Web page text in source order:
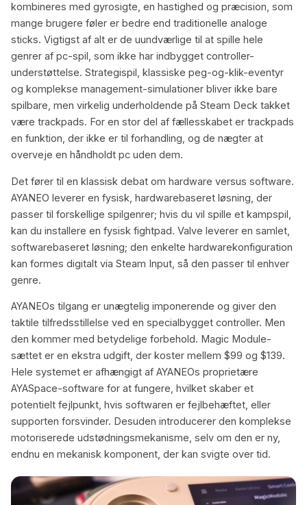
kombineres med gyrosigte, en hastighed og præcision, som
mange brugere føler er bedre end traditionelle analoge
sticks. Vigtigst af alt er de uundværlige til at spille hele
genrer af pc-spil, som ikke har indbygget controller-
understøttelse. Strategispil, klassiske peg-og-klik-eventyr
og komplekse management-simulationer bliver ikke bare
spilbare, men virkelig underholdende på Steam Deck takket
være trackpads. For en stor del af fællesskabet er trackpads
en funktion, der ikke er til forhandling, og de nægter at
overveje en håndholdt pc uden dem.
Det fører til en klassisk debat om hardware versus software.
AYANEO leverer en fysisk, hardwarebaseret løsning, der
passer til forskellige spilgenrer; hvis du vil spille et kampspil,
kan du installere en fysisk fightpad. Valve leverer en samlet,
softwarebaseret løsning; den enkelte hardwarekonfiguration
kan formes digitalt via Steam Input, så den passer til enhver
genre.
AYANEOs tilgang er unægtelig imponerende og giver den
taktile tilfredsstillelse ved en specialbygget controller. Men
den kommer med betydelige forbehold. Magic Module-
sættet er en ekstra udgift, der koster mellem $99 og $139.
Hele systemet er afhængigt af AYANEOs proprietære
AYASpace-software for at fungere, hvilket skaber et
potentielt fejlpunkt, hvis softwaren er fejlbehæftet, eller
supporten forsvinder. Desuden introducerer den komplekse
motoriserede udstødningsmekanisme, selv om den er ny,
endnu en mekanisk komponent, der kan svigte over tid.